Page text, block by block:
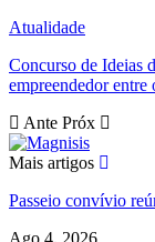
Atualidade
Concurso de Ideias
empreendedor
Ante Próx
Mais artigos
Passeio convívio
Ago 4, 2026